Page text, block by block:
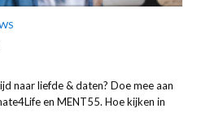
naar liefde & daten? Doe mee aan
en MENT55. Hoe kijken in